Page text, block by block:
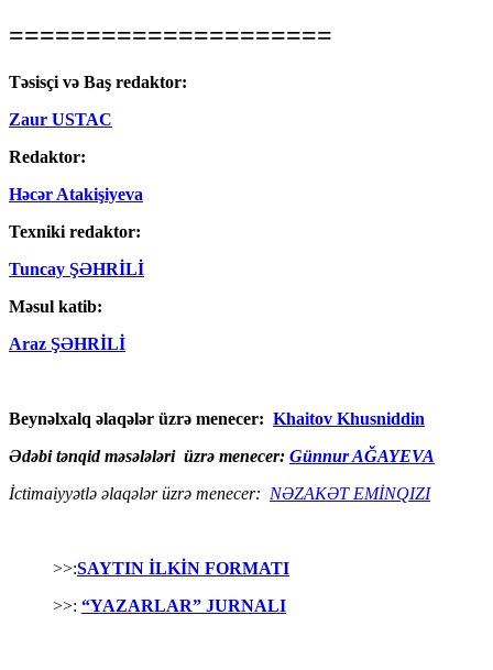
=====================
Təsisçi və Baş redaktor:
Zaur USTAC
Redaktor:
Həcər Atakişiyeva
Texniki redaktor:
Tuncay ŞƏHRİLİ
Məsul katib:
Araz ŞƏHRİLİ
Beynəlxalq əlaqələr üzrə menecer: Khaitov Khusniddin
Ədəbi tənqid məsələləri üzrə menecer: Günnur AĞAYEVA
İctimaiyyətlə əlaqələr üzrə menecer: NƏZAKƏT EMİNQIZI
>>:SAYTIN İLKİN FORMATI
>>: “YAZARLAR” JURNALI